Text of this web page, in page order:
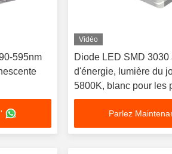
595nm
Vidéo
Diode LED SMD 3030
d'énergie, lumière du
5800K, blanc pour les
d'éclairage
Parlez